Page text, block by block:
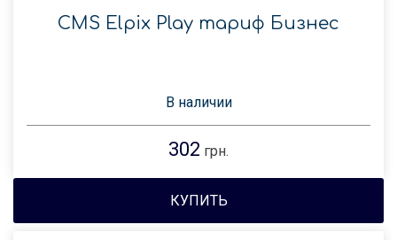
CMS Elpix Play тариф Бизнес
В наличии
302 грн.
КУПИТЬ